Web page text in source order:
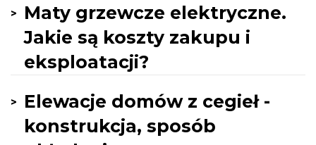
Maty grzewcze elektryczne.
Jakie są koszty zakupu i
eksploatacji?
Elewacje domów z cegieł -
konstrukcja, sposób